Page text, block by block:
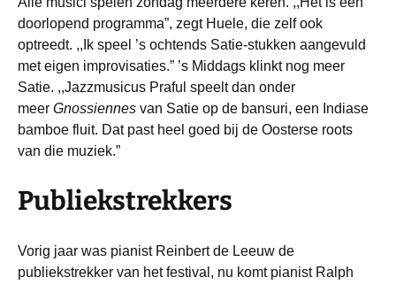
doorlopend programma”, zegt Huele, die zelf ook
optreedt. ,,Ik speel ’s ochtends Satie-stukken aangevuld
met eigen improvisaties.” ’s Middags klinkt nog meer
Satie. ,,Jazzmusicus Praful speelt dan onder
meer Gnossiennes van Satie op de bansuri, een Indiase
bamboe fluit. Dat past heel goed bij de Oosterse roots
van die muziek.”
Publiekstrekkers
Vorig jaar was pianist Reinbert de Leeuw de
publiekstrekker van het festival, nu komt pianist Ralph